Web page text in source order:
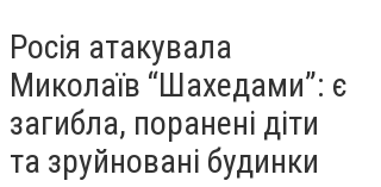
Росія атакувала
Миколаїв “Шахедами”: є
загибла, поранені діти
та зруйновані будинки